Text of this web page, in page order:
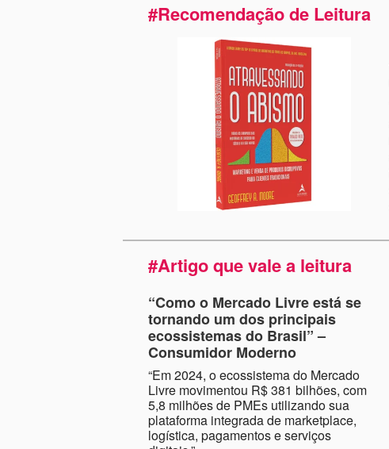
#Recomendação de Leitura
#Artigo que vale a leitura
“Como o Mercado Livre está se
tornando um dos principais
ecossistemas do Brasil”–
Consumidor Moderno
“Em 2024, o ecossistema do Mercado
Livre movimentou R$ 381 bilhões, com
5,8 milhões de PMEs utilizando sua
plataforma integrada de marketplace,
logística, pagamentos e serviços